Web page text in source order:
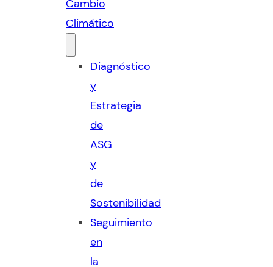
Cambio
Climático
Diagnóstico
y
Estrategia
de
ASG
y
de
Sostenibilidad
Seguimiento
en
la